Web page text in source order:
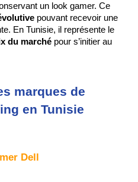
un look gamer. Ce
pouvant recevoir une
du marché pour s’initier au
marques de
en Tunisie
Dell